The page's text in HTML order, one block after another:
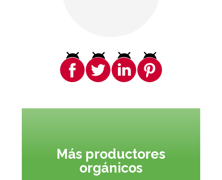
Más productores
orgánicos